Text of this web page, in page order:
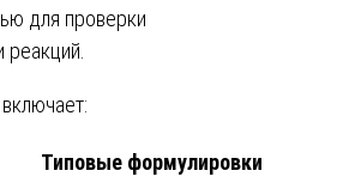
для проверки
Типовые формулировки